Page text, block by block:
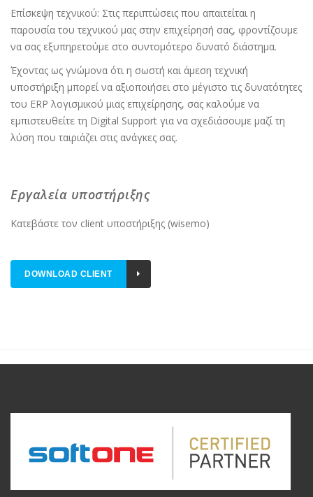
Επίσκεψη τεχνικού: Στις περιπτώσεις που απαιτείται η
παρουσία του τεχνικού μας στην επιχείρησή σας, φροντίζουμε
να σας εξυπηρετούμε στο συντομότερο δυνατό διάστημα.
Έχοντας ως γνώμονα ότι η σωστή και άμεση τεχνική
υποστήριξη μπορεί να αξιοποιήσει στο μέγιστο τις δυνατότητες
του ERP λογισμικού μιας επιχείρησης, σας καλούμε να
εμπιστευθείτε τη Digital Support για να σχεδιάσουμε μαζί τη
λύση που ταιριάζει στις ανάγκες σας.
Εργαλεία υποστήριξης
Κατεβάστε τον client υποστήριξης (wisemo)
DOWNLOAD CLIENT